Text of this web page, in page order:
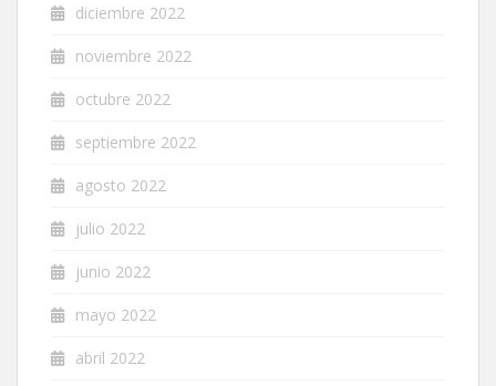
diciembre 2022
noviembre 2022
octubre 2022
septiembre 2022
agosto 2022
julio 2022
junio 2022
mayo 2022
abril 2022